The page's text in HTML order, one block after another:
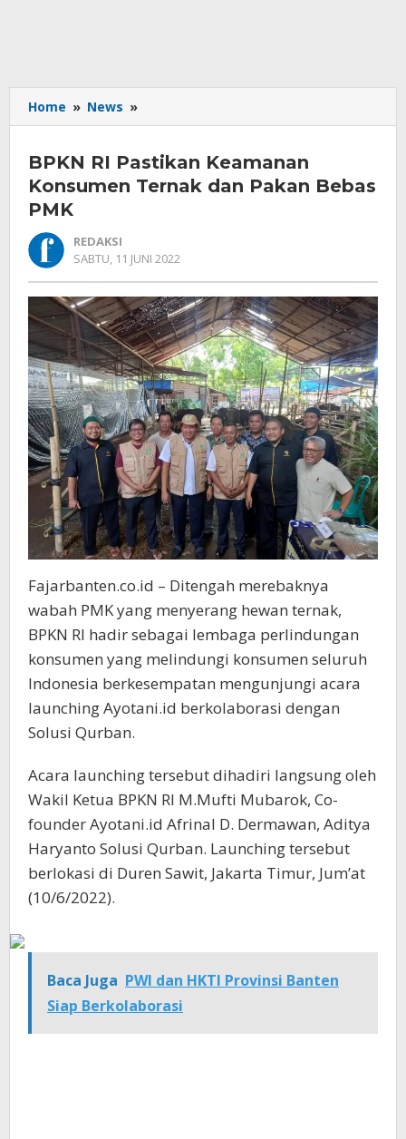
Home » News »
RI
Keamanan
Konsumen
Bebas
PMK
BPKN RI Pastikan Keamanan
Konsumen Ternak dan Pakan Bebas
PMK
REDAKSI
SABTU, 11 JUNI 2022
Fajarbanten.co.id – Ditengah merebaknya
wabah PMK yang menyerang hewan ternak,
BPKN RI hadir sebagai lembaga perlindungan
konsumen yang melindungi konsumen seluruh
Indonesia berkesempatan mengunjungi acara
launching Ayotani.id berkolaborasi dengan
Solusi Qurban.
Acara launching tersebut dihadiri langsung oleh
Wakil Ketua BPKN RI M.Mufti Mubarok, Co-
founder Ayotani.id Afrinal D. Dermawan, Aditya
Haryanto Solusi Qurban. Launching tersebut
berlokasi di Duren Sawit, Jakarta Timur, Jum’at
(10/6/2022).
Baca Juga PWI dan HKTI Provinsi Banten
Siap Berkolaborasi